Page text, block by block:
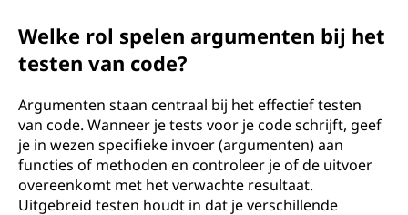
Welke rol spelen argumenten bij het
testen van code?
Argumenten staan centraal bij het effectief testen
van code. Wanneer je tests voor je code schrijft, geef
je in wezen specifieke invoer (argumenten) aan
functies of methoden en controleer je of de uitvoer
overeenkomt met het verwachte resultaat.
Uitgebreid testen houdt in dat je verschillende